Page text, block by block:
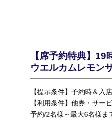
【席予約特典】
ウエルカムレモン
【提示条件】予約時＆入
【利用条件】他券・サー
予約/2名様～最大6名様ま